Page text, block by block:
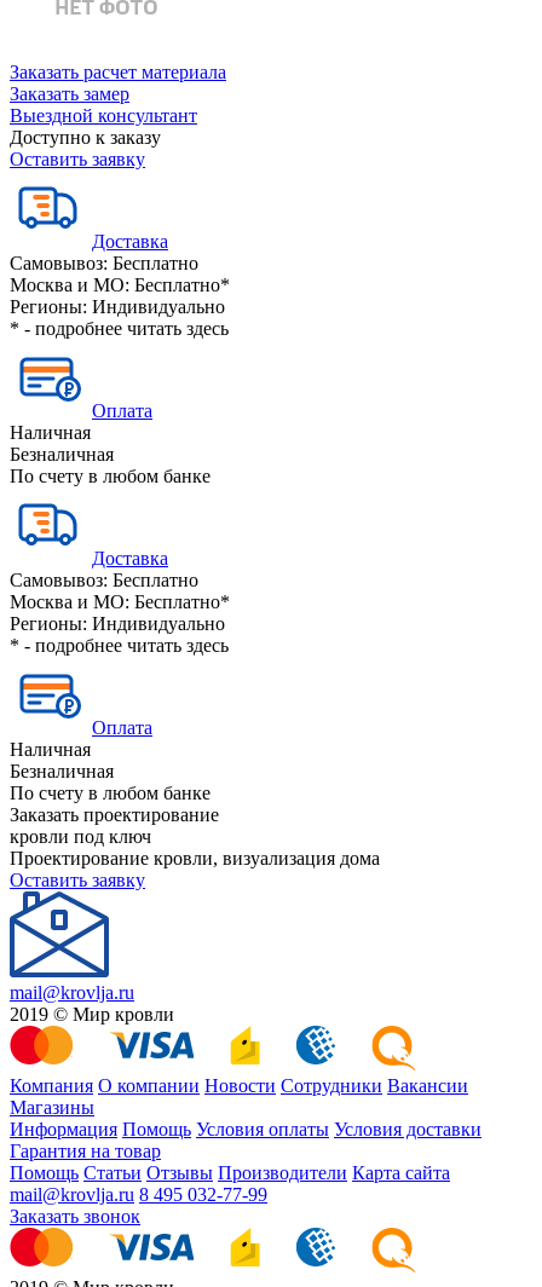
Заказать расчет материала
Заказать замер
Выездной консультант
Доступно к заказу
Оставить заявку
Доставка
Самовывоз: Бесплатно
Москва и МО: Бесплатно*
Регионы: Индивидуально
* - подробнее читать здесь
Оплата
Наличная
Безналичная
По счету в любом банке
Доставка
Самовывоз: Бесплатно
Москва и МО: Бесплатно*
Регионы: Индивидуально
* - подробнее читать здесь
Оплата
Наличная
Безналичная
По счету в любом банке
Заказать проектирование
кровли под ключ
Проектирование кровли, визуализация дома
Оставить заявку
mail@krovlja.ru
2019 © Мир кровли
Компания О компании Новости Сотрудники Вакансии
Магазины
Информация Помощь Условия оплаты Условия доставки
Гарантия на товар
Помощь Статьи Отзывы Производители Карта сайта
mail@krovlja.ru 8 495 032-77-99
Заказать звонок